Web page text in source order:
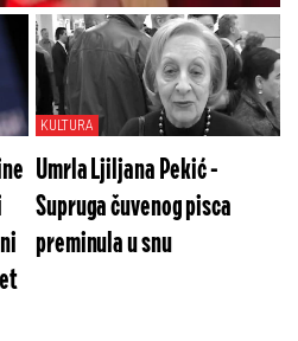
je jezivo (VIDEO)
KULTURA
Umrla Ljiljana Pekić -
Supruga čuvenog pisca
preminula u snu